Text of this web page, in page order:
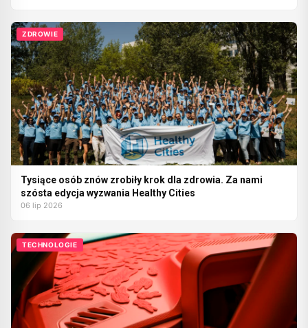
ZDROWIE
Tysiące osób znów zrobiły krok dla zdrowia. Za nami
szósta edycja wyzwania Healthy Cities
06 lip 2026
TECHNOLOGIE